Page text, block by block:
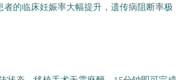
的临床妊娠率大幅提升，遗传病阻断率极